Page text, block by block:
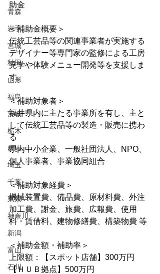
青森
岩手
宮城
秋田
山形
福島
茨城
栃木
群馬
埼玉
千葉
東京
神奈川
新潟
富山
石川
助金
＜補助金概要＞
伝統工芸品等の関連事業者が実施する
デザイナー等専門家の監修による工房
見学や体験メニュー開発等を支援しま
す。
＜補助対象者＞
福井県内に主たる事業所を有し、主と
して伝統工芸品等の製造・販売に携わ
る
県内中小企業、一般社団法人、NPO、
個人事業者、事業協同組合
＜補助対象経費＞
機械装置費、備品費、原材料費、外注
加工費、謝金、旅費、広報費、使用
料・賃借料、建物修繕費、構築物費 等
＜補助金額・補助率＞
上限額：【スポット店舗】300万円
【ＨＵＢ拠点】500万円